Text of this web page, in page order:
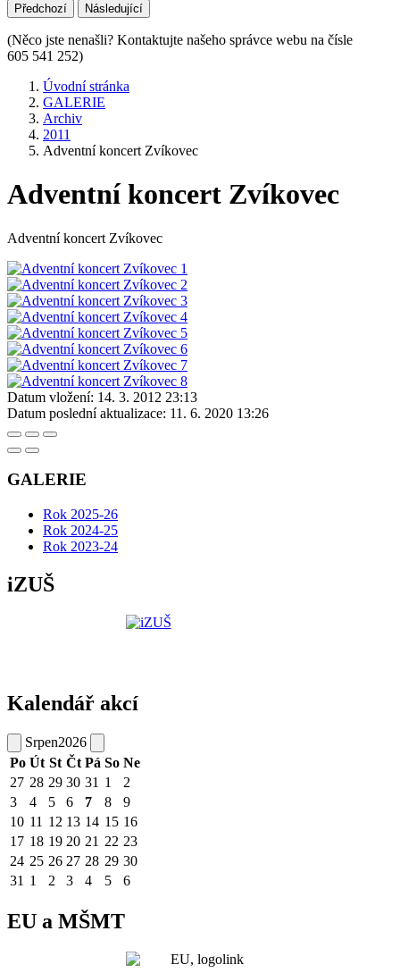
Předchozí Následující
(Něco jste nenašli? Kontaktujte našeho správce webu na čísle
605 541 252)
Úvodní stránka
GALERIE
Archiv
2011
Adventní koncert Zvíkovec
Adventní koncert Zvíkovec
Adventní koncert Zvíkovec
Datum vložení: 14. 3. 2012 23:13
Datum poslední aktualizace: 11. 6. 2020 13:26
GALERIE
Rok 2025-26
Rok 2024-25
Rok 2023-24
iZUŠ
Kalendář akcí
Srpen2026
Po Út St Čt Pá So Ne
27 28 29 30 31 1
2
3
4 5 6 7 8
9
10 11 12 13 14 15 16
17 18 19 20 21 22 23
24 25 26 27 28 29 30
31 1 2 3 4 5 6
EU a MŠMT